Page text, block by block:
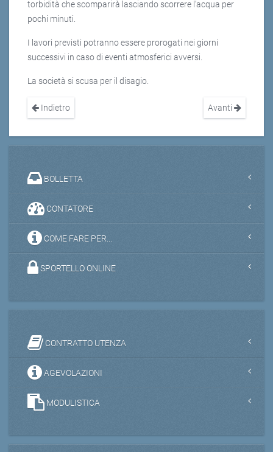
torbidità che scomparirà lasciando scorrere l’acqua per
pochi minuti.
I lavori previsti potranno essere prorogati nei giorni
successivi in caso di eventi atmosferici avversi.
La società si scusa per il disagio.
Indietro Avanti
BOLLETTA
CONTATORE
COME FARE PER...
SPORTELLO ONLINE
CONTRATTO UTENZA
AGEVOLAZIONI
MODULISTICA